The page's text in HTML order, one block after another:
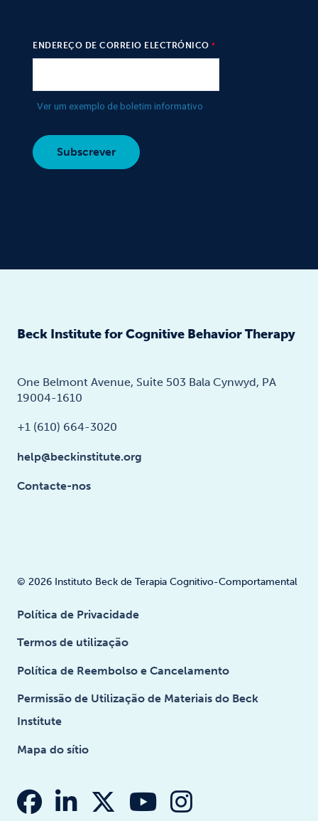
ENDEREÇO DE CORREIO ELECTRÓNICO
Ver um exemplo de boletim informativo
Beck Institute for Cognitive Behavior Therapy
One Belmont Avenue, Suite 503 Bala Cynwyd, PA
19004-1610
+1 (610) 664-3020
help@beckinstitute.org
Contacte-nos
© 2026 Instituto Beck de Terapia Cognitivo-Comportamental
Política de Privacidade
Termos de utilização
Política de Reembolso e Cancelamento
Permissão de Utilização de Materiais do Beck
Institute
Mapa do sítio
fabuloso fa-facebook
faba fa-linkedin-in
fab fa-x-twitter
fabuloso fa-
fab fa-